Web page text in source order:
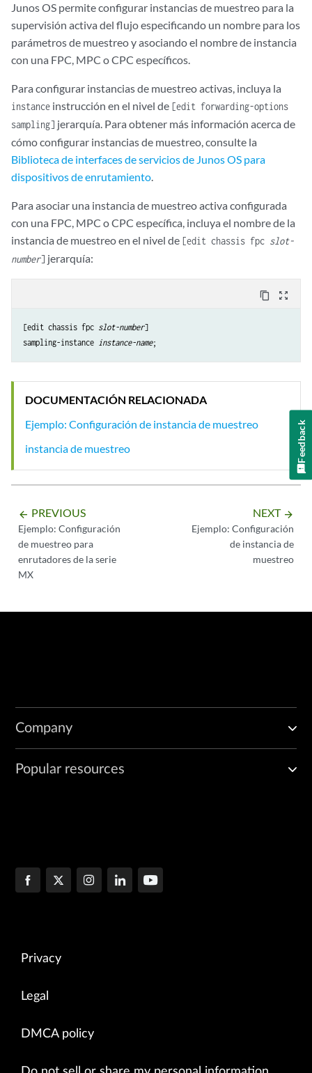
Junos OS permite configurar instancias de muestreo para la
supervisión activa del flujo especificando un nombre para los
parámetros de muestreo y asociando el nombre de instancia
con una FPC, MPC o CPC específicos.
Para configurar instancias de muestreo activas, incluya la
instance instrucción en el nivel de [edit forwarding-options
sampling] jerarquía. Para obtener más información acerca de
cómo configurar instancias de muestreo, consulte la
Biblioteca de interfaces de servicios de Junos OS para
dispositivos de enrutamiento.
Para asociar una instancia de muestreo activa configurada
con una FPC, MPC o CPC específica, incluya el nombre de la
instancia de muestreo en el nivel de [edit chassis fpc slot-
number] jerarquía:
content_copy zoom_out_map
[edit chassis fpc slot-number]
sampling-instance instance-name
DOCUMENTACIÓN RELACIONADA
Ejemplo: Configuración de instancia de muestreo
instancia de muestreo
arrow_backward PREVIOUS
Ejemplo: Configuración
de muestreo para
enrutadores de la serie
MX
NEXT arrow_forward
Ejemplo: Configuración
de instancia de
muestreo
Company
Popular resources
Privacy
Legal
DMCA policy
Feedback